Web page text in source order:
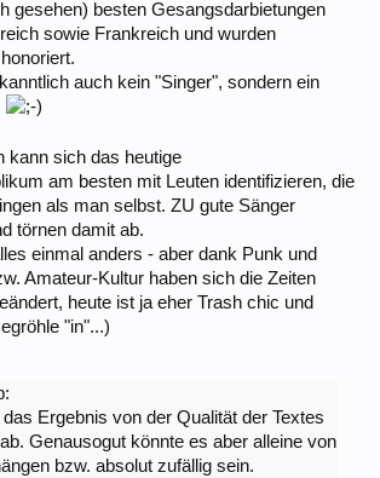
gesehen) besten Gesangsdarbietungen
sowie Frankreich und wurden
auch kein "Singer", sondern ein
kann sich das heutige
am besten mit Leuten identifizieren, die
als man selbst. ZU gute Sänger
törnen damit ab.
einmal anders - aber dank Punk und
Amateur-Kultur haben sich die Zeiten
heute ist ja eher Trash chic und
"in"...)
Ergebnis von der Qualität der Textes
Genausogut könnte es aber alleine von
bzw. absolut zufällig sein.